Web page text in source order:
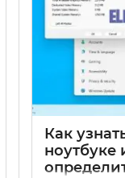
Как
ноутбуке